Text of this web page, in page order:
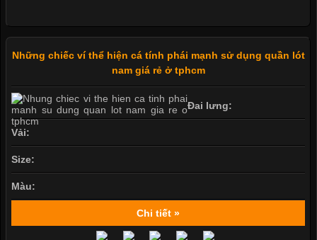
Những chiếc ví thể hiện cá tính phái mạnh sử dụng quần lót
nam giá rẻ ở tphcm
Đai lưng:
Vải:
Size:
Màu:
Chi tiết »